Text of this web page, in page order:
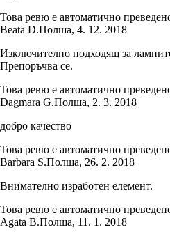
Това ревю е автоматично
Beata D.Полша, 4. 12. 2018
Изключително подходящ за
Препоръчва се.
Това ревю е автоматично
Dagmara G.Полша, 2. 3. 2018
добро качество
Това ревю е автоматично
Barbara S.Полша, 26. 2. 2018
Внимателно изработен елемент.
Това ревю е автоматично
Agata B.Полша, 11. 1. 2018